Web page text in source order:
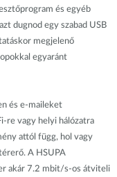
és egyéb
dugnod egy szabad USB
megjelenő
egyaránt
és e-maileket
re vagy helyi hálózatra
attól függ, hol vagy
A HSUPA
akár 7.2 mbit/s-os átviteli